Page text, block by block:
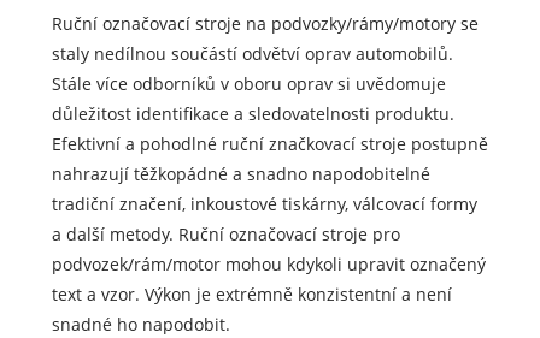
Ruční označovací stroje na podvozky/rámy/motory se
staly nedílnou součástí odvětví oprav automobilů.
Stále více odborníků v oboru oprav si uvědomuje
důležitost identifikace a sledovatelnosti produktu.
Efektivní a pohodlné ruční značkovací stroje postupně
nahrazují těžkopádné a snadno napodobitelné
tradiční značení, inkoustové tiskárny, válcovací formy
a další metody. Ruční označovací stroje pro
podvozek/rám/motor mohou kdykoli upravit označený
text a vzor. Výkon je extrémně konzistentní a není
snadné ho napodobit.